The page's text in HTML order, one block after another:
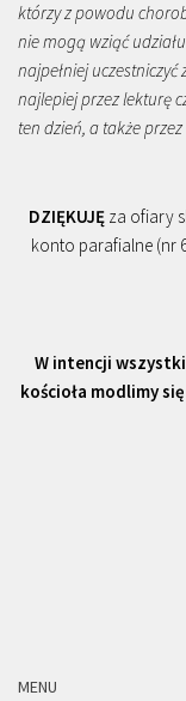
którzy z powodu
nie mogą wziąć
najpełniej
najlepiej przez lekturę
ten dzień, a także
DZIĘKUJĘ za ofiary
konto parafialne (nr
W intencji
kościoła modlimy się
MENU